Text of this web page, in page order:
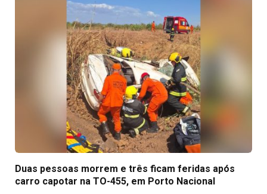
Duas pessoas morrem e três ficam feridas após
carro capotar na TO-455, em Porto Nacional